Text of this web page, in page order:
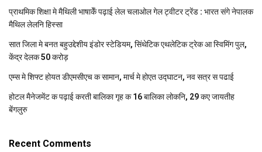
प्राथमिक शि‍क्षा मे मैथि‍ली भाषाकेँ पढ़ाई लेल चलाओल गेल ट्वीटर ट्रेंड : भारत संगे नेपालक
मैथिल लेलनि हिस्सा
सात जिला मे बनत बहुउद्देशीय इंडोर स्‍टेडि‍यम, सिंथेटिक एथलेटिक ट्रेक आ स्विमिंग पुल,
केंद्र देलक 50 करोड़
एम्स मे शिफ्ट होयत डीएमसीएच क सामान, मार्च मे होएत उद्घाटन, नव सत्र स पढाई
होटल मैनेजमेंट क पढ़ाई करती बालिका गृह क 16 बालिका लोकनि, 29 कए जायतीह
बेंगलुरु
Recent Comments